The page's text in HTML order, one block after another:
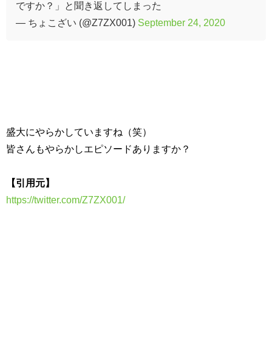
ですか？」と聞き返してしまった
— ちょこざい (@Z7ZX001) September 24, 2020
盛大にやらかしていますね（笑）
皆さんもやらかしエピソードありますか？
【引用元】
https://twitter.com/Z7ZX001/